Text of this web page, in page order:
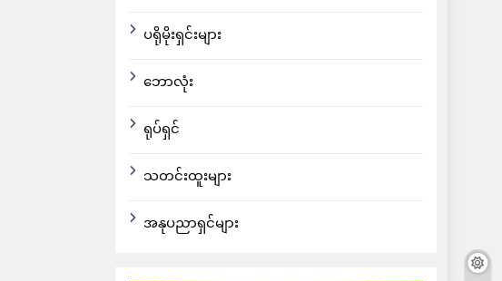
ပရိုမိုးရှင်းများ
ဘောလုံး
ရုပ်ရှင်
သတင်းထူးများ
အနုပညာရှင်များ